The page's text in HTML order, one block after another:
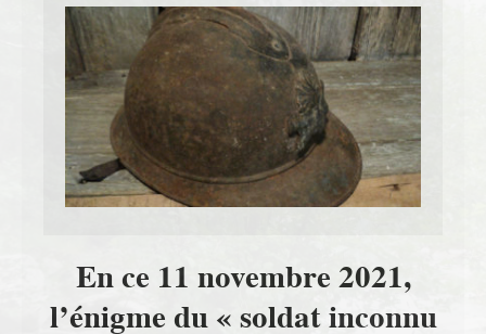
En ce 11 novembre 2021,
l’énigme du « soldat inconnu